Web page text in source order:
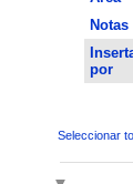
Notas
por
Seleccionar